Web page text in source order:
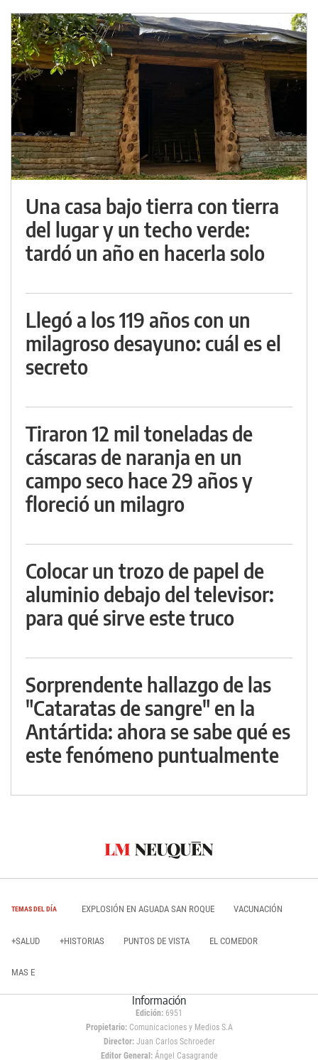
Una casa bajo tierra con tierra
del lugar y un techo verde:
tardó un año en hacerla solo
Llegó a los 119 años con un
milagroso desayuno: cuál es el
secreto
Tiraron 12 mil toneladas de
cáscaras de naranja en un
campo seco hace 29 años y
floreció un milagro
Colocar un trozo de papel de
aluminio debajo del televisor:
para qué sirve este truco
Sorprendente hallazgo de las
"Cataratas de sangre" en la
Antártida: ahora se sabe qué es
este fenómeno puntualmente
TEMAS DEL DÍA EXPLOSIÓN EN AGUADA SAN ROQUE VACUNACIÓN
+SALUD +HISTORIAS PUNTOS DE VISTA EL COMEDOR
MAS E
Información
Edición: 6951
Propietario:Comunicaciones y Medios S.A
Director: Juan Carlos Schroeder
Editor General:Ángel Casagrande